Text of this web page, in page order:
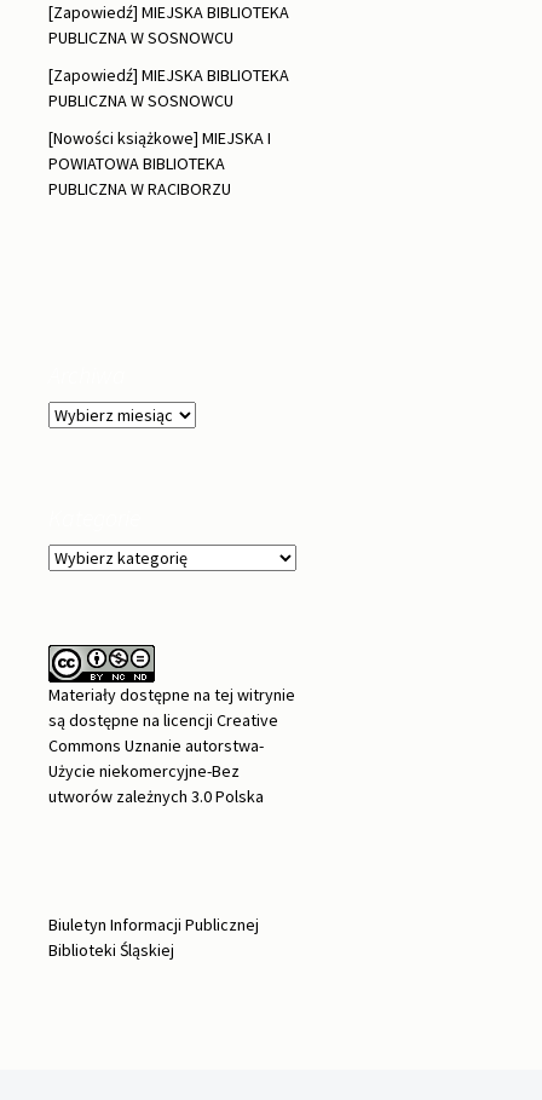
[Zapowiedź] MIEJSKA BIBLIOTEKA
PUBLICZNA W SOSNOWCU
[Zapowiedź] MIEJSKA BIBLIOTEKA
PUBLICZNA W SOSNOWCU
[Nowości książkowe] MIEJSKA I
POWIATOWA BIBLIOTEKA
PUBLICZNA W RACIBORZU
Archiwa
Kategorie
Materiały dostępne na tej witrynie
są dostępne na licencji Creative
Commons Uznanie autorstwa-
Użycie niekomercyjne-Bez
utworów zależnych 3.0 Polska
Biuletyn Informacji Publicznej
Biblioteki Śląskiej